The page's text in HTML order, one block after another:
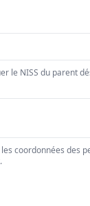
le NISS du parent
coordonnées des